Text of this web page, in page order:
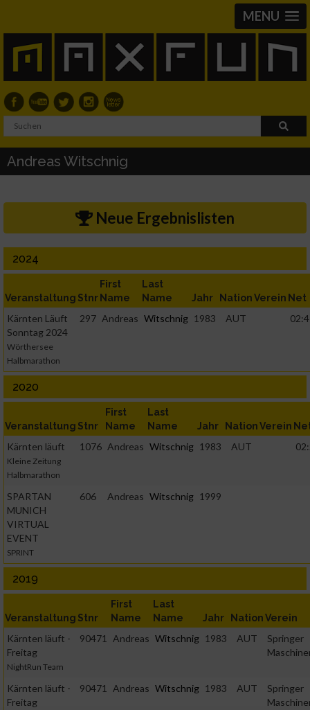
MENU
Andreas Witschnig
Neue Ergebnislisten
2024
Veranstaltung Stnr
First
Name
Last
Name
Jahr NationVerein Net
Kärnten Läuft
Sonntag 2024
Wörthersee
Halbmarathon
297 Andreas Witschnig 1983 AUT
2020
Veranstaltung Stnr
First
Name
Last
Name
Jahr NationVerein
Kärnten läuft
Kleine Zeitung
Halbmarathon
1076 Andreas Witschnig 1983 AUT
SPARTAN
MUNICH
VIRTUAL
EVENT
SPRINT
606 Andreas Witschnig 1999
2019
Veranstaltung Stnr
First
Name
Last
Name
Jahr NationVerein
Kärnten läuft -
Freitag
NightRun Team
90471 Andreas Witschnig 1983 AUT
Springer
Kärnten läuft -
Freitag
90471 Andreas Witschnig 1983 AUT
Springer